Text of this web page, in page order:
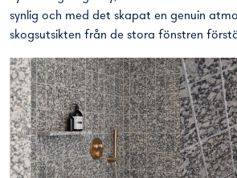
synlig och med det skapat en genuin
skogsutsikten från de stora fönstren